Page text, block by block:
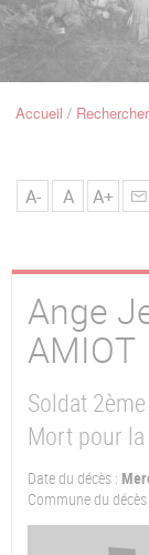
Navigation
FilAccueil
A- A A+
Ange
AMIOT
Soldat
Mort pour
Date du décès :
Commune du décès